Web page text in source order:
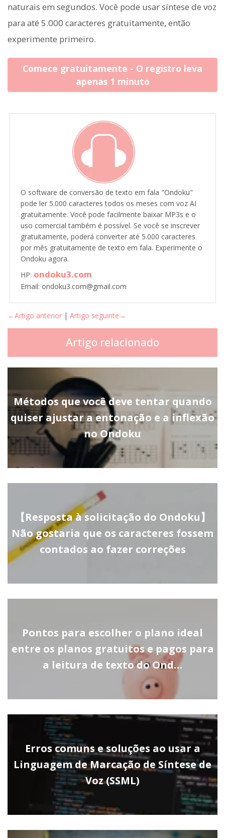
naturais em segundos. Você pode usar síntese de voz
para até 5.000 caracteres gratuitamente, então
experimente primeiro.
Comece gratuitamente - O registro leva
apenas 1 minuto
O software de conversão de texto em fala "Ondoku"
pode ler 5.000 caracteres todos os meses com voz AI
gratuitamente. Você pode facilmente baixar MP3s e o
uso comercial também é possível. Se você se inscrever
gratuitamente, poderá converter até 5.000 caracteres
por mês gratuitamente de texto em fala. Experimente o
Ondoku agora.
HP: ondoku3.com
Email: ondoku3.com@gmail.com
←Artigo anterior | Artigo seguinte→
Artigo relacionado
Métodos que você deve tentar quando
quiser ajustar a entonação e a inflexão
no Ondoku
【Resposta à solicitação do Ondoku】
Não gostaria que os caracteres fossem
contados ao fazer correções
Pontos para escolher o plano ideal
entre os planos gratuitos e pagos para
a leitura de texto do Ond…
Erros comuns e soluções ao usar a
Linguagem de Marcação de Síntese de
Voz (SSML)